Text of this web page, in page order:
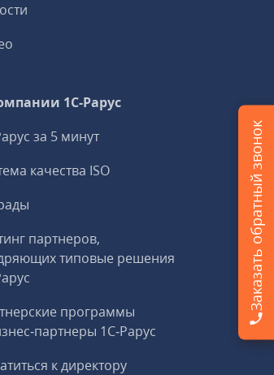
1C-Рарус
за 5 минут
качества ISO
партнеров,
типовые решения
программы
1С‑Рарус
к директору
Заказать обратный звонок